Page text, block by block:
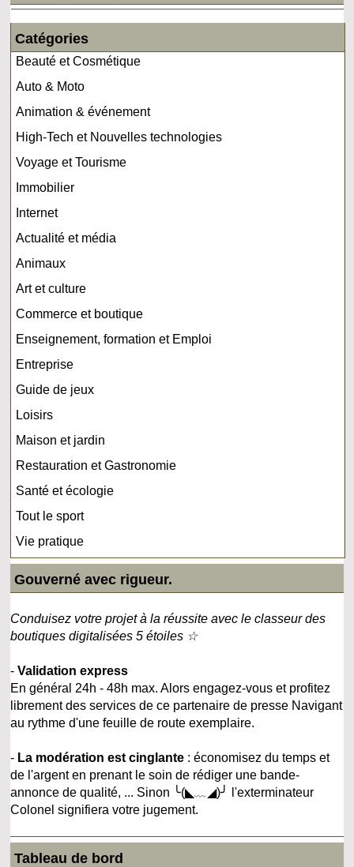
Catégories
Beauté et Cosmétique
Auto & Moto
Animation & événement
High-Tech et Nouvelles technologies
Voyage et Tourisme
Immobilier
Internet
Actualité et média
Animaux
Art et culture
Commerce et boutique
Enseignement, formation et Emploi
Entreprise
Guide de jeux
Loisirs
Maison et jardin
Restauration et Gastronomie
Santé et écologie
Tout le sport
Vie pratique
Gouverné avec rigueur.
Conduisez votre projet à la réussite avec le classeur des
boutiques digitalisées 5 étoiles ☆
-Validation express
En général 24h - 48h max. Alors engagez-vous et profitez
librement des services de ce partenaire de presse Navigant
au rythme d'une feuille de route exemplaire.
- La modération est cinglante : économisez du temps et
de l'argent en prenant le soin de rédiger une bande-
annonce de qualité, ... Sinon ╰(◣﹏◢)╯ l'exterminateur
Colonel signifiera votre jugement.
Tableau de bord